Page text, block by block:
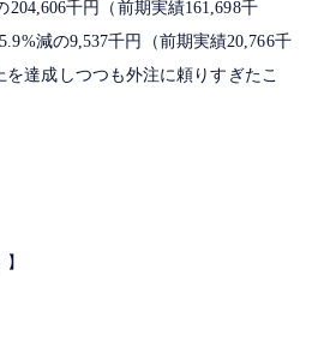
204,606千円（前期実績161,698千
減の9,537千円（前期実績20,766千
達成しつつも外注に頼りすぎたこ